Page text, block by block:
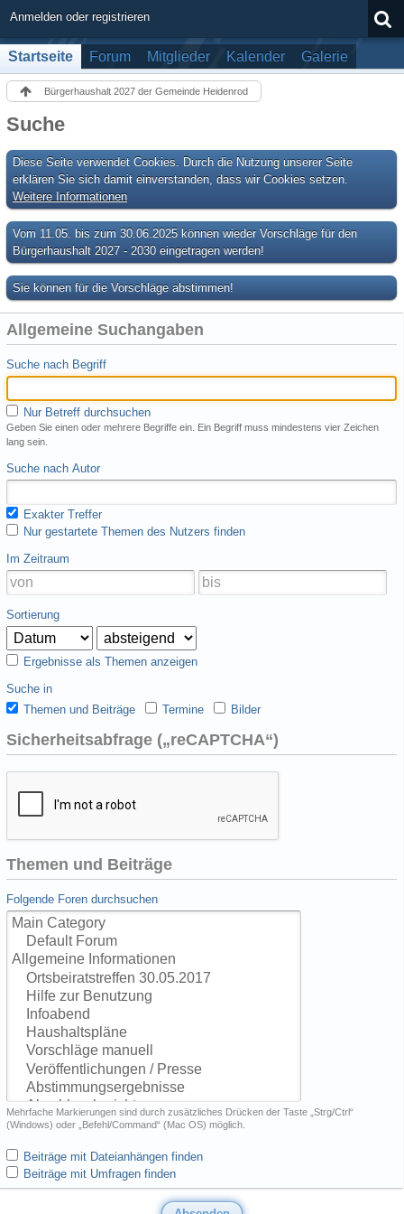
Anmelden oder registrieren
Startseite Forum Mitglieder Kalender Galerie
Bürgerhaushalt 2027 der Gemeinde Heidenrod
Suche
Diese Seite verwendet Cookies. Durch die Nutzung unserer Seite
erklären Sie sich damit einverstanden, dass wir Cookies setzen.
Weitere Informationen
Vom 11.05. bis zum 30.06.2025 können wieder Vorschläge für den
Bürgerhaushalt 2027 - 2030 eingetragen werden!
Sie können für die Vorschläge abstimmen!
Allgemeine Suchangaben
Suche nach Begriff
Nur Betreff durchsuchen
Geben Sie einen oder mehrere Begriffe ein. Ein Begriff muss mindestens vier Zeichen
lang sein.
Suche nach Autor
Exakter Treffer
Nur gestartete Themen des Nutzers finden
Im Zeitraum
Sortierung
Ergebnisse als Themen anzeigen
Suche in
Themen und Beiträge
Termine Bilder
Sicherheitsabfrage („reCAPTCHA“)
Themen und Beiträge
Folgende Foren durchsuchen
Mehrfache Markierungen sind durch zusätzliches Drücken der Taste „Strg/Ctrl“
(Windows) oder „Befehl/Command“ (Mac OS) möglich.
Beiträge mit Dateianhängen finden
Beiträge mit Umfragen finden